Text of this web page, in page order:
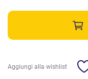
Aggiungi alla wishlist